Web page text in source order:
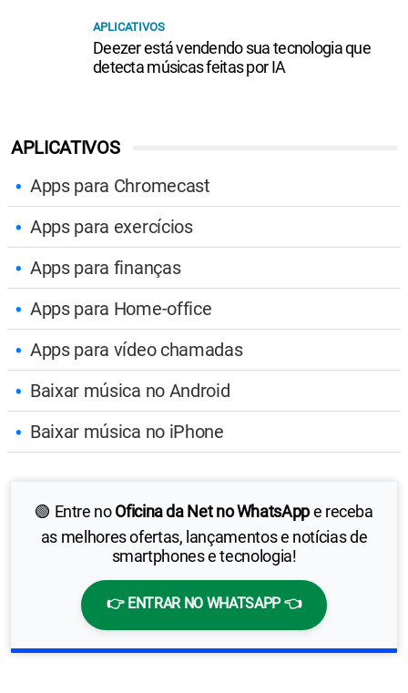
APLICATIVOS
Apps para Chromecast
Apps para exercícios
Apps para finanças
Apps para Home-office
Apps para vídeo chamadas
Baixar música no Android
Baixar música no iPhone
🟢 Entre noOficina da Net no WhatsAppe receba
as melhores ofertas, lançamentos e notícias de
smartphones e tecnologia!
👉 ENTRAR NO WHATSAPP 👈
APLICATIVOS
Deezer está vendendo sua tecnologia que
detecta músicas feitas por IA